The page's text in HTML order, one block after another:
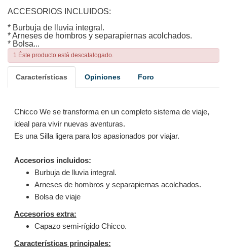
ACCESORIOS INCLUIDOS:
* Burbuja de lluvia integral.
* Arneses de hombros y separapiernas acolchados.
* Bolsa...
1 Éste producto está descatalogado.
Características Opiniones Foro
Chicco We se transforma en un completo sistema de viaje,
ideal para vivir nuevas aventuras.
Es una Silla ligera para los apasionados por viajar.
Accesorios incluidos:
Burbuja de lluvia integral.
Arneses de hombros y separapiernas acolchados.
Bolsa de viaje
Accesorios extra:
Capazo semi-rígido Chicco.
Características principales: